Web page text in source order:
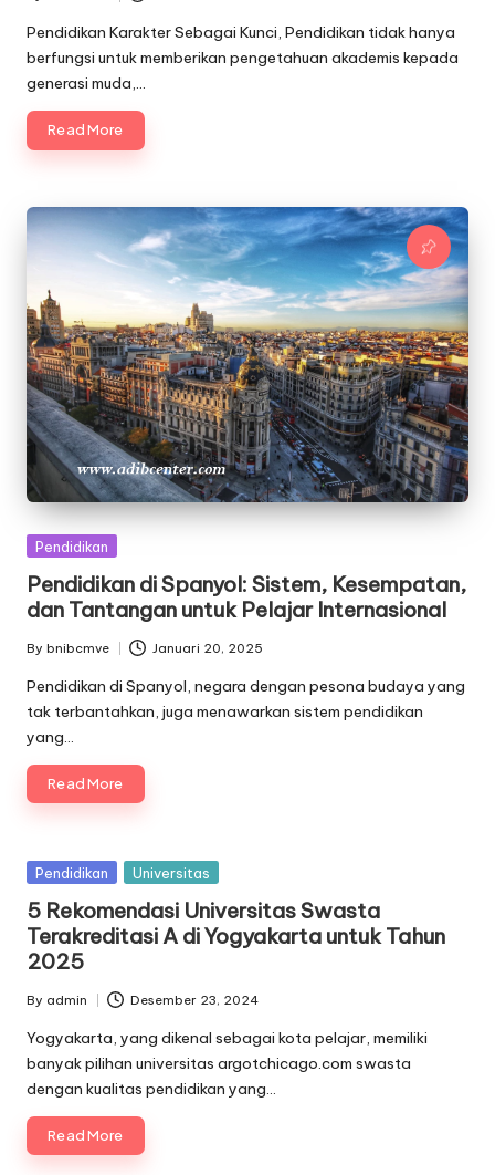
Posted
by
Pendidikan Karakter Sebagai Kunci, Pendidikan tidak hanya
berfungsi untuk memberikan pengetahuan akademis kepada
generasi muda,…
Read More
Posted
Pendidikan
Pendidikan di Spanyol: Sistem, Kesempatan,
dan Tantangan untuk Pelajar Internasional
Posted
by
By bnibcmve Januari 20, 2025
Pendidikan di Spanyol, negara dengan pesona budaya yang
tak terbantahkan, juga menawarkan sistem pendidikan
yang…
Read More
Posted
Pendidikan Universitas
5 Rekomendasi Universitas Swasta
Terakreditasi A di Yogyakarta untuk Tahun
2025
Posted
by
By admin Desember 23, 2024
Yogyakarta, yang dikenal sebagai kota pelajar, memiliki
banyak pilihan universitas argotchicago.com swasta
dengan kualitas pendidikan yang…
Read More